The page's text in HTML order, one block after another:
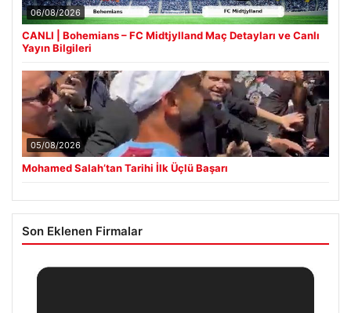
06/08/2026
CANLI | Bohemians – FC Midtjylland Maç Detayları ve Canlı
Yayın Bilgileri
05/08/2026
Mohamed Salah’tan Tarihi İlk Üçlü Başarı
Son Eklenen Firmalar